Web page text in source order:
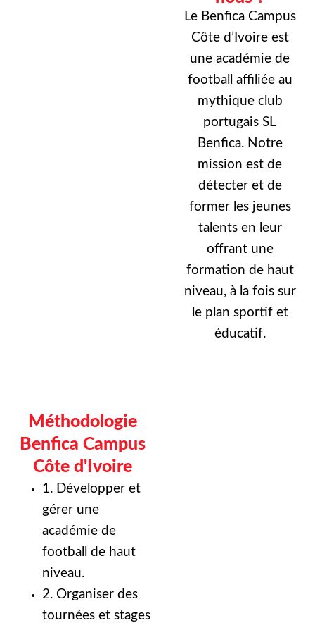
Le Benfica Campus
Côte d’Ivoire est
une académie de
football affiliée au
mythique club
portugais SL
Benfica. Notre
mission est de
détecter et de
former les jeunes
talents en leur
offrant une
formation de haut
niveau, à la fois sur
le plan sportif et
éducatif.
Méthodologie
Benfica Campus
Côte d'Ivoire
1. Développer et
gérer une
académie de
football de haut
niveau.
2. Organiser des
tournées et stages